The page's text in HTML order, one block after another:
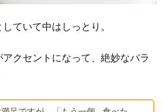
ていて中はしっとり。
クセントになって、絶妙なバラ